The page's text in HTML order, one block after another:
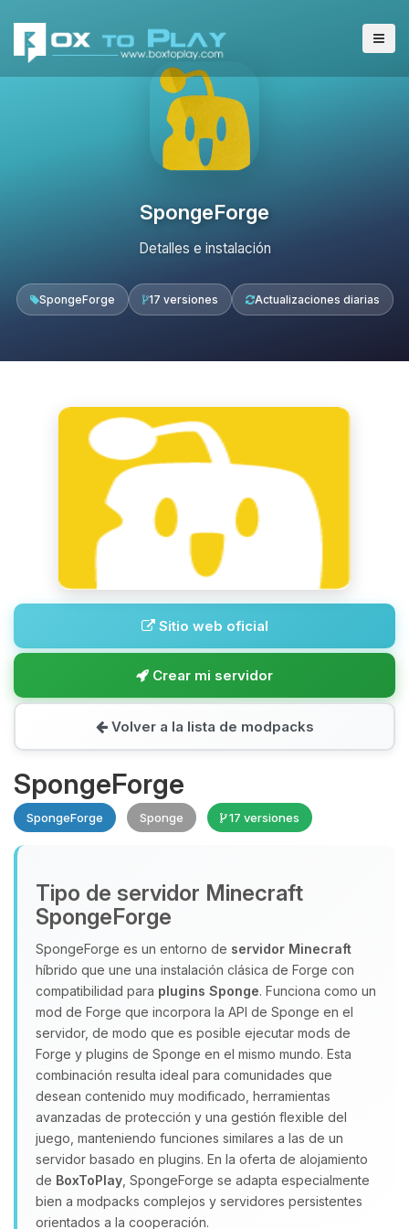
SpongeForge
Detalles e instalación
SpongeForge 17 versiones Actualizaciones diarias
Sitio web oficial
Crear mi servidor
Volver a la lista de modpacks
SpongeForge
SpongeForge Sponge 17 versiones
Tipo de servidor Minecraft
SpongeForge
SpongeForge es un entorno de servidor Minecraft
híbrido que une una instalación clásica de Forge con
compatibilidad para plugins Sponge. Funciona como un
mod de Forge que incorpora la API de Sponge en el
servidor, de modo que es posible ejecutar mods de
Forge y plugins de Sponge en el mismo mundo. Esta
combinación resulta ideal para comunidades que
desean contenido muy modificado, herramientas
avanzadas de protección y una gestión flexible del
juego, manteniendo funciones similares a las de un
servidor basado en plugins. En la oferta de alojamiento
de BoxToPlay , SpongeForge se adapta especialmente
bien a modpacks complejos y servidores persistentes
orientados a la cooperación.
Yupi, por fin alguien con quien
hablar! Soy Choupy, tu pequeno
asistente de BoxToPlay. Cuentame
que necesitas y moveré mis
pequenos circuitos para ayudarte.
08/08/2026 01:10